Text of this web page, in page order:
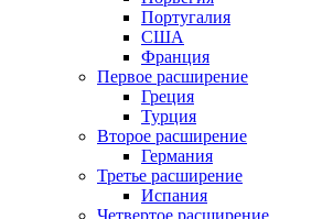
Португалия
США
Франция
Первое расширение
Греция
Турция
Второе расширение
Германия
Третье расширение
Испания